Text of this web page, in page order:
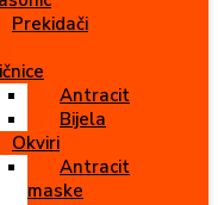
Prekidači
Antracit
Bijela
Okviri
Antracit
maske